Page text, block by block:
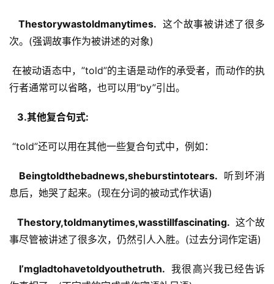
  Thestorywastoldmanytimes.
这个故事被讲述了很多
次。(强调故事作为被讲述的对象)
在被动语态中，”told”的主语是动作的承受者，而动作的执
行者通常可以省略，也可以用“by”引出。
  3.其他复合句式:
“told”还可以用在其他一些复合句式中，例如：
  Beingtoldthebadnews,sheburstintotears.
听到坏消
息后，她哭了起来。(现在分词的被动式作状语)
  Thestory,toldmanytimes,wasstillfascinating.
这个故
事尽管被讲述了很多次，仍然引人入胜。(过去分词作定语)
  I’mgladtohavetoldyouthetruth.
我很高兴我已经告诉